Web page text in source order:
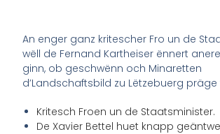
An enger ganz kritescher Fro un de
wëll de Fernand Kartheiser ënnert
ginn, ob geschwënn och Minaretten
d’Landschaftsbild zu Lëtzebuerg präge
Kritesch Froen un de Staatsminister.
De Xavier Bettel huet knapp